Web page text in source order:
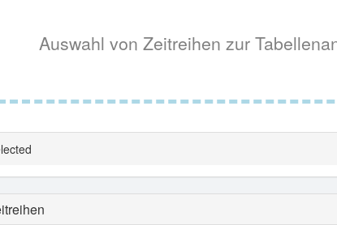
Auswahl von Zeitreihen zur